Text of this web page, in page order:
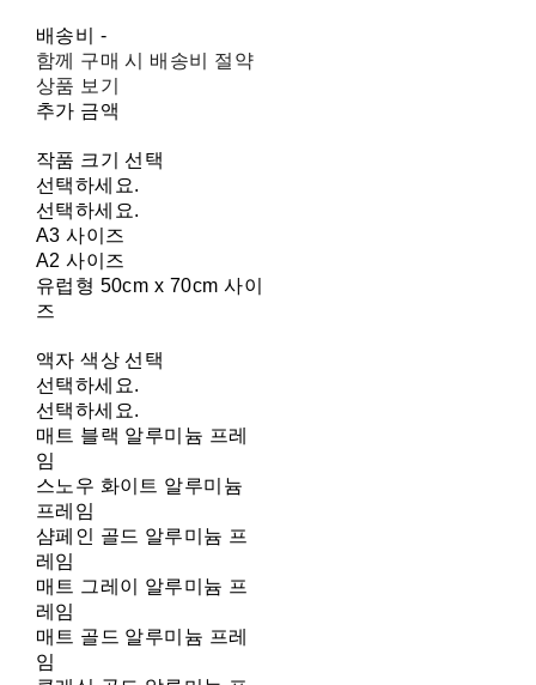
배송비 -
함께 구매 시 배송비 절약
상품 보기
추가 금액
작품 크기 선택
선택하세요.
선택하세요.
A3 사이즈
A2 사이즈
유럽형 50cm x 70cm 사이
즈
액자 색상 선택
선택하세요.
선택하세요.
매트 블랙 알루미늄 프레
임
스노우 화이트 알루미늄
프레임
샴페인 골드 알루미늄 프
레임
매트 그레이 알루미늄 프
레임
매트 골드 알루미늄 프레
임